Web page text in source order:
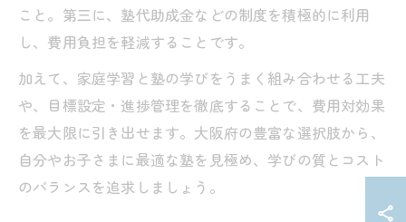
こと。第三に、塾代助成金などの制度を積極的に利用
し、費用負担を軽減することです。
加えて、家庭学習と塾の学びをうまく組み合わせる工夫
や、目標設定・進捗管理を徹底することで、費用対効果
を最大限に引き出せます。大阪府の豊富な選択肢から、
自分やお子さまに最適な塾を見極め、学びの質とコスト
のバランスを追求しましょう。